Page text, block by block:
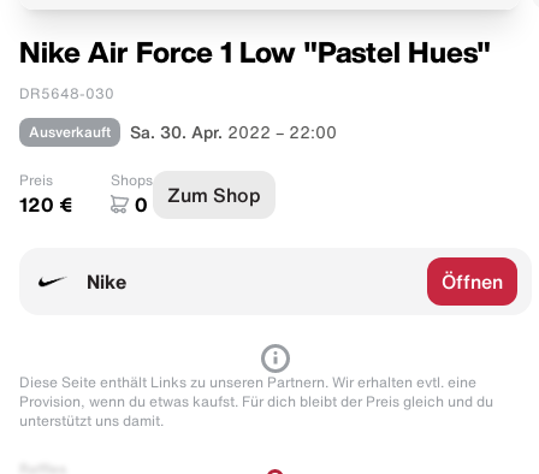
Nike Air Force 1 Low "Pastel Hues"
DR5648-030
Ausverkauft Sa. 30. Apr. 2022 – 22:00
Preis
120 €
Shops
0 Zum Shop
Nike Öffnen
Diese Seite enthält Links zu unseren Partnern. Wir erhalten evtl. eine
Provision, wenn du etwas kaufst. Für dich bleibt der Preis gleich und du
unterstützt uns damit.